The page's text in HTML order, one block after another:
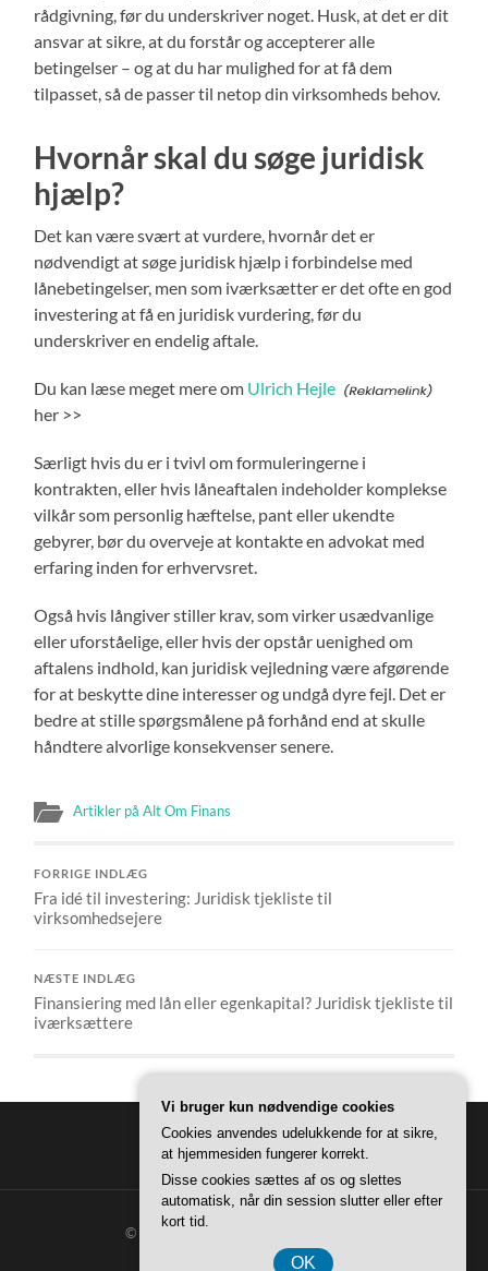
rådgivning, før du underskriver noget. Husk, at det er dit
ansvar at sikre, at du forstår og accepterer alle
betingelser – og at du har mulighed for at få dem
tilpasset, så de passer til netop din virksomheds behov.
Hvornår skal du søge juridisk
hjælp?
Det kan være svært at vurdere, hvornår det er
nødvendigt at søge juridisk hjælp i forbindelse med
lånebetingelser, men som iværksætter er det ofte en god
investering at få en juridisk vurdering, før du
underskriver en endelig aftale.
Du kan læse meget mere om Ulrich Hejle
her >>
Særligt hvis du er i tvivl om formuleringerne i
kontrakten, eller hvis låneaftalen indeholder komplekse
vilkår som personlig hæftelse, pant eller ukendte
gebyrer, bør du overveje at kontakte en advokat med
erfaring inden for erhvervsret.
Også hvis långiver stiller krav, som virker usædvanlige
eller uforståelige, eller hvis der opstår uenighed om
aftalens indhold, kan juridisk vejledning være afgørende
for at beskytte dine interesser og undgå dyre fejl. Det er
bedre at stille spørgsmålene på forhånd end at skulle
håndtere alvorlige konsekvenser senere.
Artikler på Alt Om Finans
FORRIGE INDLÆG
Fra idé til investering: Juridisk tjekliste til
virksomhedsejere
NÆSTE INDLÆG
Finansiering med lån eller egenkapital? Juridisk tjekliste til
iværksættere
© 2026ALT OM FINANS
Vi bruger kun nødvendige cookies
Cookies anvendes udelukkende for at sikre,
at hjemmesiden fungerer korrekt.
Disse cookies sættes af os og slettes
automatisk, når din session slutter eller efter
kort tid.
OK